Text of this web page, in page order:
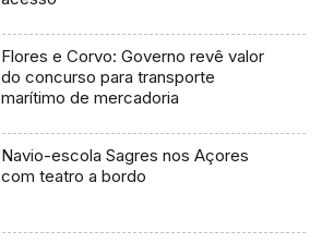
Flores e Corvo: Governo revê valor
do concurso para transporte
marítimo de mercadoria
Navio-escola Sagres nos Açores
com teatro a bordo